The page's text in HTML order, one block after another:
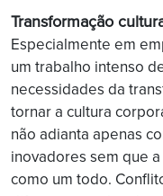
Transformação
Especialmente em
um trabalho intenso
necessidades da
tornar a cultura
não adianta apenas
inovadores sem que
como um todo.